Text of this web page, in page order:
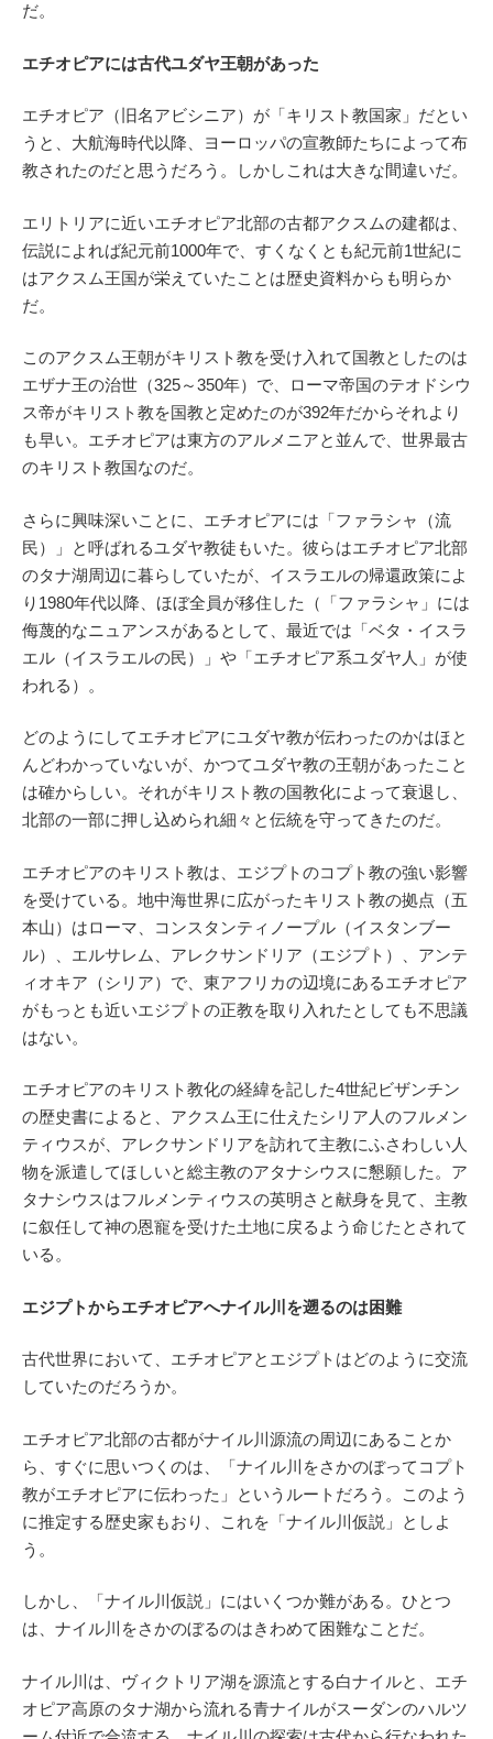
だ。
エチオピアには古代ユダヤ王朝があった
エチオピア（旧名アビシニア）が「キリスト教国家」だとい
うと、大航海時代以降、ヨーロッパの宣教師たちによって布
教されたのだと思うだろう。しかしこれは大きな間違いだ。
エリトリアに近いエチオピア北部の古都アクスムの建都は、
伝説によれば紀元前1000年で、すくなくとも紀元前1世紀に
はアクスム王国が栄えていたことは歴史資料からも明らか
だ。
このアクスム王朝がキリスト教を受け入れて国教としたのは
エザナ王の治世（325～350年）で、ローマ帝国のテオドシウ
ス帝がキリスト教を国教と定めたのが392年だからそれより
も早い。エチオピアは東方のアルメニアと並んで、世界最古
のキリスト教国なのだ。
さらに興味深いことに、エチオピアには「ファラシャ（流
民）」と呼ばれるユダヤ教徒もいた。彼らはエチオピア北部
のタナ湖周辺に暮らしていたが、イスラエルの帰還政策によ
り1980年代以降、ほぼ全員が移住した（「ファラシャ」には
侮蔑的なニュアンスがあるとして、最近では「ベタ・イスラ
エル（イスラエルの民）」や「エチオピア系ユダヤ人」が使
われる）。
どのようにしてエチオピアにユダヤ教が伝わったのかはほと
んどわかっていないが、かつてユダヤ教の王朝があったこと
は確からしい。それがキリスト教の国教化によって衰退し、
北部の一部に押し込められ細々と伝統を守ってきたのだ。
エチオピアのキリスト教は、エジプトのコプト教の強い影響
を受けている。地中海世界に広がったキリスト教の拠点（五
本山）はローマ、コンスタンティノープル（イスタンブー
ル）、エルサレム、アレクサンドリア（エジプト）、アンテ
ィオキア（シリア）で、東アフリカの辺境にあるエチオピア
がもっとも近いエジプトの正教を取り入れたとしても不思議
はない。
エチオピアのキリスト教化の経緯を記した4世紀ビザンチン
の歴史書によると、アクスム王に仕えたシリア人のフルメン
ティウスが、アレクサンドリアを訪れて主教にふさわしい人
物を派遣してほしいと総主教のアタナシウスに懇願した。ア
タナシウスはフルメンティウスの英明さと献身を見て、主教
に叙任して神の恩寵を受けた土地に戻るよう命じたとされて
いる。
エジプトからエチオピアへナイル川を遡るのは困難
古代世界において、エチオピアとエジプトはどのように交流
していたのだろうか。
エチオピア北部の古都がナイル川源流の周辺にあることか
ら、すぐに思いつくのは、「ナイル川をさかのぼってコプト
教がエチオピアに伝わった」というルートだろう。このよう
に推定する歴史家もおり、これを「ナイル川仮説」としよ
う。
しかし、「ナイル川仮説」にはいくつか難がある。ひとつ
は、ナイル川をさかのぼるのはきわめて困難なことだ。
ナイル川は、ヴィクトリア湖を源流とする白ナイルと、エチ
オピア高原のタナ湖から流れる青ナイルがスーダンのハルツ